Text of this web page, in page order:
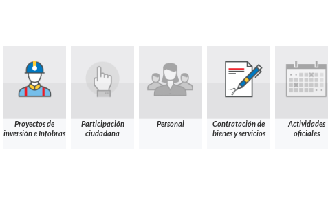
Proyectos de
inversión e Infobras
Participación
ciudadana
Personal
Contratación de
bienes y servicios
Actividades
oficiales